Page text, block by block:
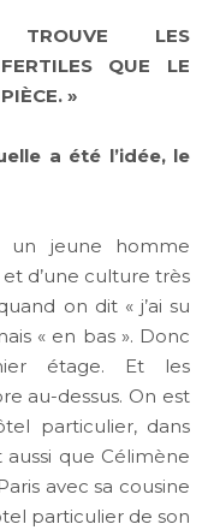
LES
QUE LE
»
a été l’idée, le
un jeune homme
d’une culture très
on dit « j’ai su
« en bas ». Donc
étage. Et les
au-dessus. On est
particulier, dans
que Célimène
avec sa cousine
particulier de son